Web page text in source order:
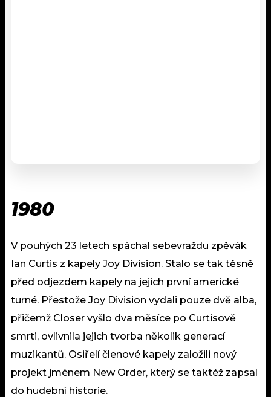
1980
V pouhých 23 letech spáchal sebevraždu zpěvák
Ian Curtis z kapely Joy Division. Stalo se tak těsně
před odjezdem kapely na jejich první americké
turné. Přestože Joy Division vydali pouze dvě alba,
přičemž Closer vyšlo dva měsíce po Curtisově
smrti, ovlivnila jejich tvorba několik generací
muzikantů. Osiřelí členové kapely založili nový
projekt jménem New Order, který se taktéž zapsal
do hudební historie.